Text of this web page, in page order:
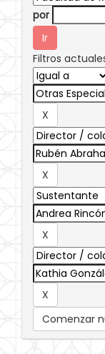
por
Filtros
Comenzar